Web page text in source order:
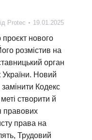
Protec 19.01.2025
нового
розмістив на
орган
Новий
Кодекс
створити й
правових
права на
Трудовий